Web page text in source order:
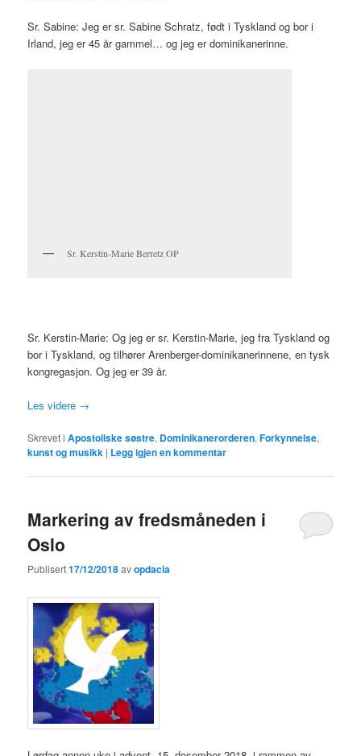
Sr. Sabine: Jeg er sr. Sabine Schratz, født i Tyskland og bor i
Irland, jeg er 45 år gammel… og jeg er dominikanerinne.
Sr. Kerstin-Marie Berretz OP
Sr. Kerstin-Marie: Og jeg er sr. Kerstin-Marie, jeg fra Tyskland og
bor i Tyskland, og tilhører Arenberger-dominikanerinnene, en tysk
kongregasjon. Og jeg er 39 år.
Les videre →
Skrevet i Apostoliske søstre, Dominikanerorderen,Forkynnelse,
kunst og musikk | Legg igjen en kommentar
Markering av fredsmåneden i
Oslo
Publisert17/12/2018avopdacia